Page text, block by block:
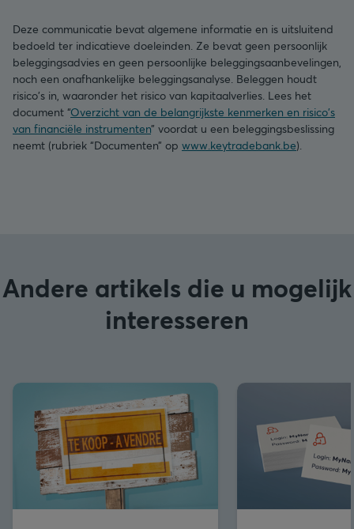
Deze communicatie bevat algemene informatie en is uitsluitend
bedoeld ter indicatieve doeleinden. Ze bevat geen persoonlijk
beleggingsadvies en geen persoonlijke beleggingsaanbevelingen,
noch een onafhankelijke beleggingsanalyse. Beleggen houdt
risico's in, waaronder het risico van kapitaalverlies. Lees het
document “Overzicht van de belangrijkste kenmerken en risico's
van financiële instrumenten” voordat u een beleggingsbeslissing
neemt (rubriek “Documenten” op www.keytradebank.be).
Andere artikels die u mogelijk
interesseren